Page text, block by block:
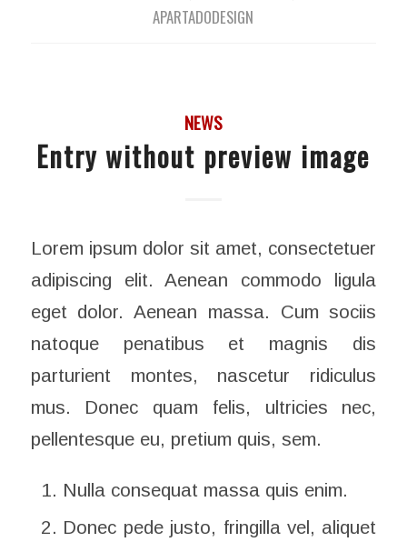
APARTADODESIGN
NEWS
Entry without preview image
Lorem ipsum dolor sit amet, consectetuer
adipiscing elit. Aenean commodo ligula
eget dolor. Aenean massa. Cum sociis
natoque penatibus et magnis dis
parturient montes, nascetur ridiculus
mus. Donec quam felis, ultricies nec,
pellentesque eu, pretium quis, sem.
Nulla consequat massa quis enim.
Donec pede justo, fringilla vel, aliquet